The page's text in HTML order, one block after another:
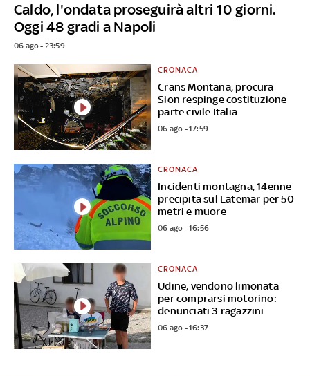
Caldo, l'ondata proseguirà altri 10 giorni.
Oggi 48 gradi a Napoli
06 ago - 23:59
Crans Montana, procura
Sion respinge costituzione
parte civile Italia
CRONACA
06 ago - 17:59
Incidenti montagna, 14enne
precipita sul Latemar per 50
metri e muore
CRONACA
06 ago - 16:56
Udine, vendono limonata
per comprarsi motorino:
denunciati 3 ragazzini
CRONACA
06 ago - 16:37